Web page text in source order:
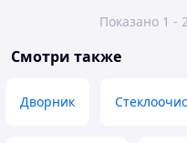
Показано 1 -
Смотри также
Дворник